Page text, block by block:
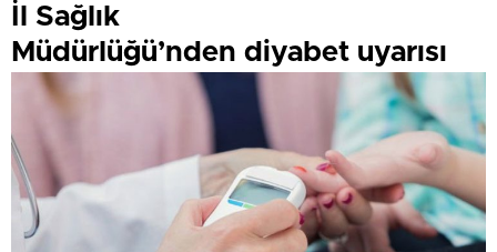
İl Sağlık
Müdürlüğü’nden diyabet uyarısı